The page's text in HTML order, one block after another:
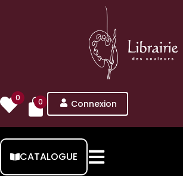
0 0 Connexion
CATALOGUE